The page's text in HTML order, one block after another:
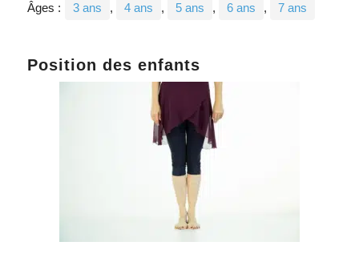
Âges : 3 ans , 4 ans , 5 ans , 6 ans , 7 ans
Position des enfants